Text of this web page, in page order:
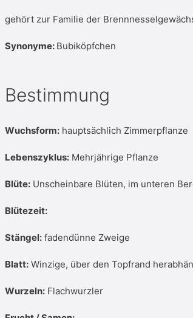
gehört zur Familie der
Synonyme: Bubiköpfchen
Bestimmung
Wuchsform: hauptsächlich Zimmerpflanze
Lebenszyklus: Mehrjährige Pflanze
Blüte: Unscheinbare Blüten, im unteren
Blütezeit:
Stängel: fadendünne Zweige
Blatt: Winzige, über den Topfrand
Wurzeln: Flachwurzler